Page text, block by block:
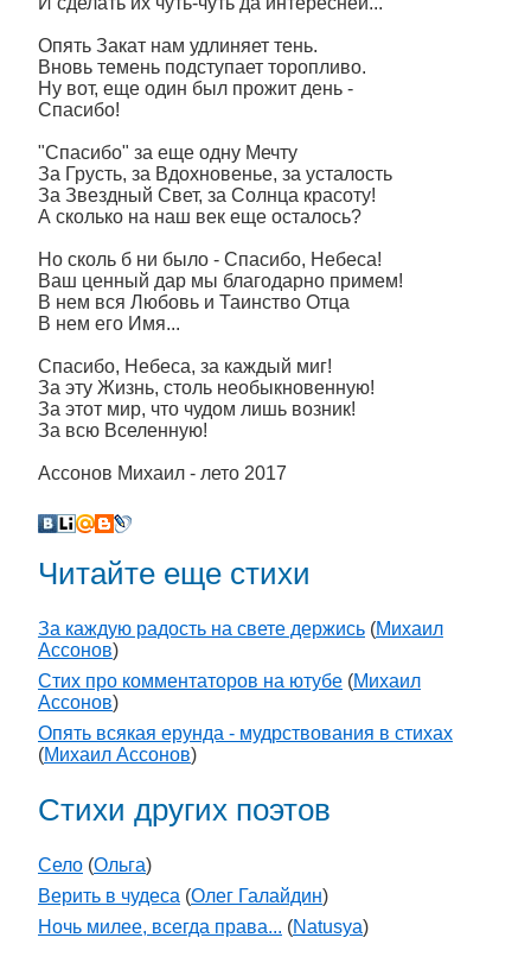
Опять Закат нам удлиняет тень.
Вновь темень подступает торопливо.
Ну вот, еще один был прожит день -
Спасибо!
"Спасибо" за еще одну Мечту
За Грусть, за Вдохновенье, за усталость
За Звездный Свет, за Солнца красоту!
А сколько на наш век еще осталось?
Но сколь б ни было - Спасибо, Небеса!
Ваш ценный дар мы благодарно примем!
В нем вся Любовь и Таинство Отца
В нем его Имя...
Спасибо, Небеса, за каждый миг!
За эту Жизнь, столь необыкновенную!
За этот мир, что чудом лишь возник!
За всю Вселенную!
Ассонов Михаил - лето 2017
Читайте еще стихи
За каждую радость на свете держись (Михаил
Ассонов)
Стих про комментаторов на ютубе (Михаил
Ассонов)
Опять всякая ерунда - мудрствования в стихах
(Михаил Ассонов)
Стихи других поэтов
Село (Ольга)
Верить в чудеса (Олег Галайдин)
Ночь милее, всегда права... (Natusya)